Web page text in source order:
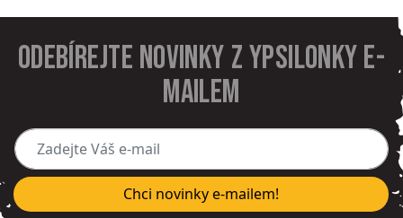
Odebírejte novinky z Ypsilonky e-
mailem
Zadejte Váš e-mail
Chci novinky e-mailem!